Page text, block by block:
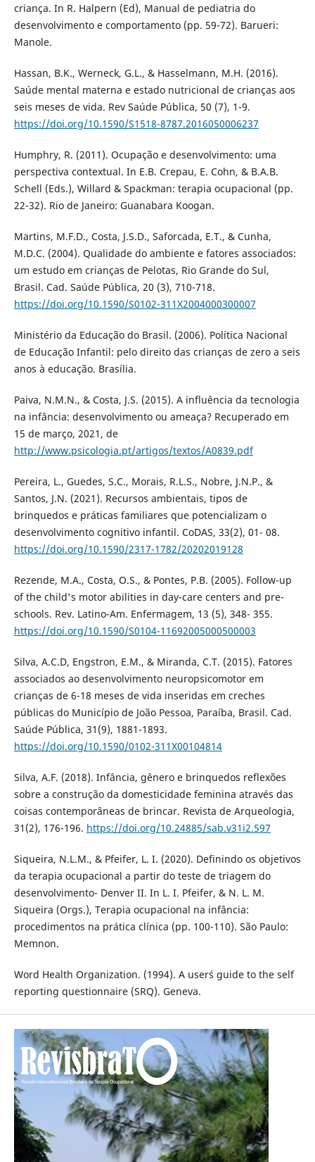
criança. In R. Halpern (Ed), Manual de pediatria do
desenvolvimento e comportamento (pp. 59-72). Barueri:
Manole.
Hassan, B.K., Werneck, G.L., & Hasselmann, M.H. (2016).
Saúde mental materna e estado nutricional de crianças aos
seis meses de vida. Rev Saúde Pública, 50 (7), 1-9.
https://doi.org/10.1590/S1518-8787.2016050006237
Humphry, R. (2011). Ocupação e desenvolvimento: uma
perspectiva contextual. In E.B. Crepau, E. Cohn, & B.A.B.
Schell (Eds.), Willard & Spackman: terapia ocupacional (pp.
22-32). Rio de Janeiro: Guanabara Koogan.
Martins, M.F.D., Costa, J.S.D., Saforcada, E.T., & Cunha,
M.D.C. (2004). Qualidade do ambiente e fatores associados:
um estudo em crianças de Pelotas, Rio Grande do Sul,
Brasil. Cad. Saúde Pública, 20 (3), 710-718.
https://doi.org/10.1590/S0102-311X2004000300007
Ministério da Educação do Brasil. (2006). Política Nacional
de Educação Infantil: pelo direito das crianças de zero a seis
anos à educação. Brasília.
Paiva, N.M.N., & Costa, J.S. (2015). A influência da tecnologia
na infância: desenvolvimento ou ameaça? Recuperado em
15 de março, 2021, de
http://www.psicologia.pt/artigos/textos/A0839.pdf
Pereira, L., Guedes, S.C., Morais, R.L.S., Nobre, J.N.P., &
Santos, J.N. (2021). Recursos ambientais, tipos de
brinquedos e práticas familiares que potencializam o
desenvolvimento cognitivo infantil. CoDAS, 33(2), 01- 08.
https://doi.org/10.1590/2317-1782/20202019128
Rezende, M.A., Costa, O.S., & Pontes, P.B. (2005). Follow-up
of the child's motor abilities in day-care centers and pre-
schools. Rev. Latino-Am. Enfermagem, 13 (5), 348- 355.
https://doi.org/10.1590/S0104-11692005000500003
Silva, A.C.D, Engstron, E.M., & Miranda, C.T. (2015). Fatores
associados ao desenvolvimento neuropsicomotor em
crianças de 6-18 meses de vida inseridas em creches
públicas do Município de João Pessoa, Paraíba, Brasil. Cad.
Saúde Pública, 31(9), 1881-1893.
https://doi.org/10.1590/0102-311X00104814
Silva, A.F. (2018). Infância, gênero e brinquedos reflexões
sobre a construção da domesticidade feminina através das
coisas contemporâneas de brincar. Revista de Arqueologia,
31(2), 176-196. https://doi.org/10.24885/sab.v31i2.597
Siqueira, N.L.M., & Pfeifer, L. I. (2020). Definindo os objetivos
da terapia ocupacional a partir do teste de triagem do
desenvolvimento- Denver II. In L. I. Pfeifer, & N. L. M.
Siqueira (Orgs.), Terapia ocupacional na infância:
procedimentos na prática clínica (pp. 100-110). São Paulo:
Memnon.
Word Health Organization. (1994). A user´s guide to the self
reporting questionnaire (SRQ). Geneva.